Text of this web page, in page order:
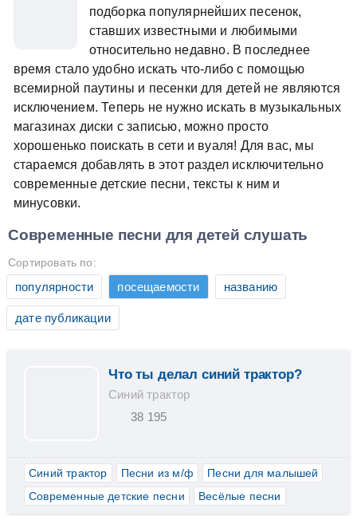
подборка популярнейших песенок,
ставших известными и любимыми
относительно недавно. В последнее
время стало удобно искать что-либо с помощью
всемирной паутины и песенки для детей не являются
исключением. Теперь не нужно искать в музыкальных
магазинах диски с записью, можно просто
хорошенько поискать в сети и вуаля! Для вас, мы
стараемся добавлять в этот раздел исключительно
современные детские песни, тексты к ним и
минусовки.
Современные песни для детей слушать
Сортировать по:
популярности посещаемости названию
дате публикации
Что ты делал синий трактор?
Синий трактор
38 195
Синий трактор Песни из м/ф
Песни для малышей
Современные детские песни
Весёлые песни